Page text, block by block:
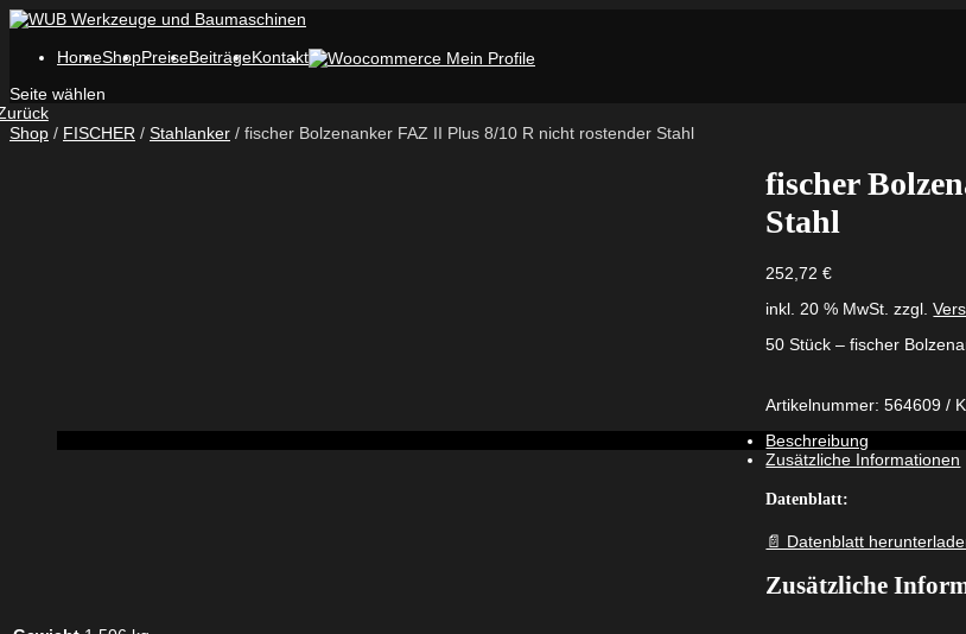
HomeShopPreiseBeiträgeKontakt
Seite wählen
Shop / FISCHER / Stahlanker / fischer Bolzenanker FAZ II Plus 8/10 R nicht rostender Stahl
fischer
Stahl
252,72€
inkl. 20 % MwSt. zzgl.
50 Stück – fischer
Artikelnummer:564609
Beschreibung
Zusätzliche Informationen
Datenblatt:
📄 Datenblatt
Zusätzliche